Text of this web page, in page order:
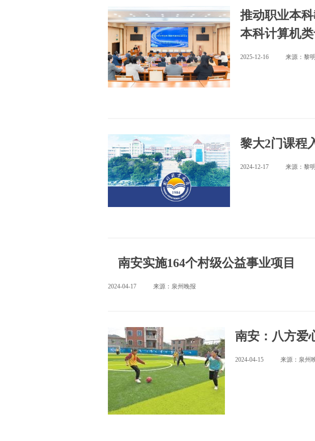
推动职业本
本科计算机
2025-12-16 来源：黎
黎大2门课程
2024-12-17 来源：黎
南安实施164个村级公益事业项目
2024-04-17 来源：泉州晚报
南安：八方爱
2024-04-15 来源：泉州